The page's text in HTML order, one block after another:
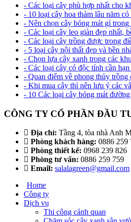
- Các loại cây phù hợp nhất cho
- 10 loại cây hoa thảm lâu năm
- Nên chọn cây bóng mát gì
- Các loại cây leo giàn đẹp nhất,
- Các loại cây trồng được trong
- 5 loại cây nội thất đẹp và bền
- Chọn lựa cây xanh trong các
- Các loại cây có độc tính cần
- Quan điểm về phong thủy trồng
- Khi mua cây thì nên lưu ý các
- 10 Các loại cây bóng mát
CÔNG TY CỔ PHẦN ĐẦU
Địa chỉ: Tầng 4, tòa nhà Anh
Phòng khách hàng: 0886 259
Phòng thiết kế: 0968 239 826
Phòng tư vấn: 0886 259 759
Email: salalagreen@gmail.com
Home
Công ty
Dịch vụ
Thi công cảnh quan